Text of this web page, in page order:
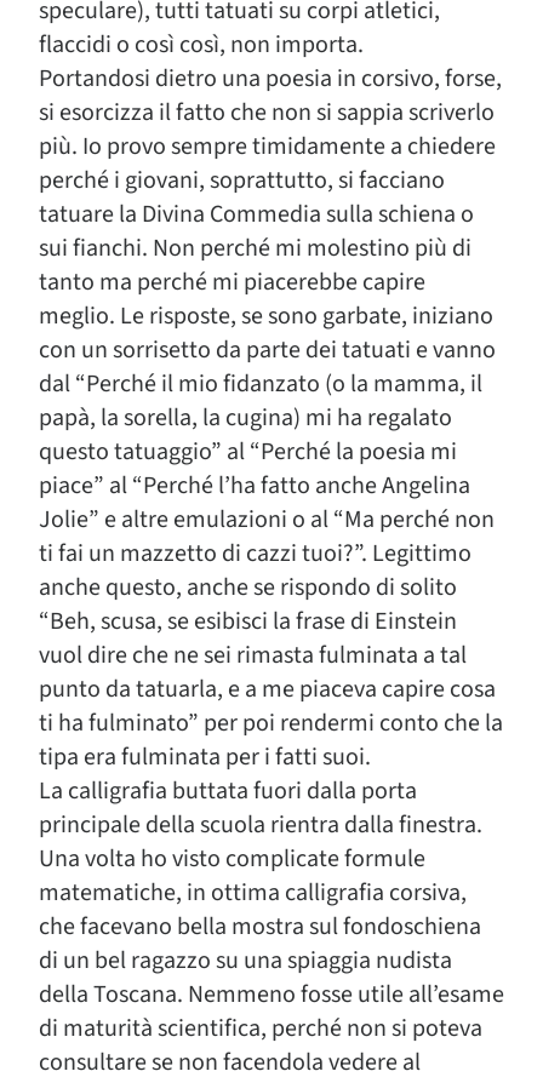
speculare), tutti tatuati su corpi atletici,
flaccidi o così così, non importa.
Portandosi dietro una poesia in corsivo, forse,
si esorcizza il fatto che non si sappia scriverlo
più. Io provo sempre timidamente a chiedere
perché i giovani, soprattutto, si facciano
tatuare la Divina Commedia sulla schiena o
sui fianchi. Non perché mi molestino più di
tanto ma perché mi piacerebbe capire
meglio. Le risposte, se sono garbate, iniziano
con un sorrisetto da parte dei tatuati e vanno
dal “Perché il mio fidanzato (o la mamma, il
papà, la sorella, la cugina) mi ha regalato
questo tatuaggio” al “Perché la poesia mi
piace” al “Perché l’ha fatto anche Angelina
Jolie” e altre emulazioni o al “Ma perché non
ti fai un mazzetto di cazzi tuoi?”. Legittimo
anche questo, anche se rispondo di solito
“Beh, scusa, se esibisci la frase di Einstein
vuol dire che ne sei rimasta fulminata a tal
punto da tatuarla, e a me piaceva capire cosa
ti ha fulminato” per poi rendermi conto che la
tipa era fulminata per i fatti suoi.
La calligrafia buttata fuori dalla porta
principale della scuola rientra dalla finestra.
Una volta ho visto complicate formule
matematiche, in ottima calligrafia corsiva,
che facevano bella mostra sul fondoschiena
di un bel ragazzo su una spiaggia nudista
della Toscana. Nemmeno fosse utile all’esame
di maturità scientifica, perché non si poteva
consultare se non facendola vedere al